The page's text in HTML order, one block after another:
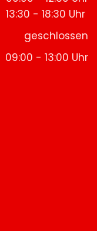
13:30 - 18:30 Uhr
geschlossen
09:00 - 13:00 Uhr